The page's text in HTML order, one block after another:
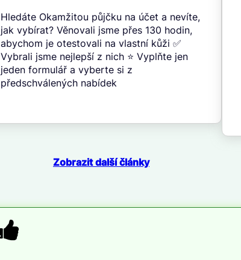
Hledáte Okamžitou půjčku na účet a nevíte,
jak vybírat? Věnovali jsme přes 130 hodin,
abychom je otestovali na vlastní kůži ✅
Vybrali jsme nejlepší z nich ⭐ Vyplňte jen
jeden formulář a vyberte si z
předschválených nabídek
Zobrazit další články